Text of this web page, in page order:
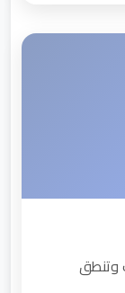
وتنطق